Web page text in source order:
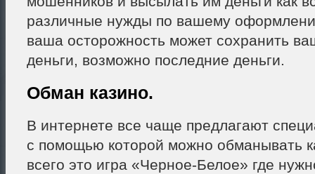
различные нужды по вашему
ваша осторожность может сохранить
деньги, возможно последние деньги.
Обман казино.
В интернете все чаще предлагают
с помощью которой можно обманывать
всего это игра «Черное-Белое» где